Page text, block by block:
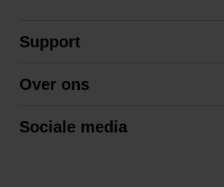
Support
Algemene voorwaarden
Over ons
Sociale media